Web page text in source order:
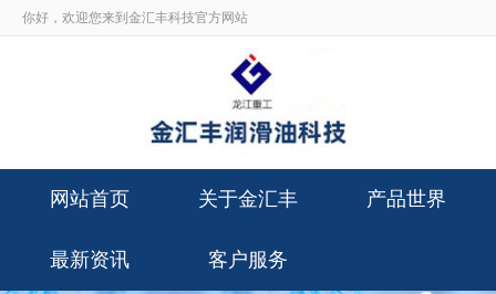
你好，欢迎您来到金汇丰科技官方网站
网站首页 关于金汇丰 产品世界
最新资讯 客户服务